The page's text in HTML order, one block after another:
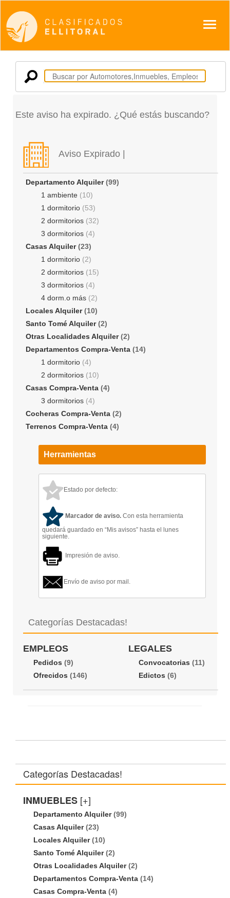
Este aviso ha expirado. ¿Qué estás buscando?
Aviso Expirado |
Departamento Alquiler(99)
1 ambiente (10)
1 dormitorio (53)
2 dormitorios (32)
3 dormitorios (4)
Casas Alquiler(23)
1 dormitorio (2)
2 dormitorios (15)
3 dormitorios (4)
4 dorm.o más (2)
Locales Alquiler(10)
Santo Tomé Alquiler(2)
Otras Localidades Alquiler(2)
Departamentos Compra-Venta (14)
1 dormitorio (4)
2 dormitorios (10)
Casas Compra-Venta (4)
3 dormitorios (4)
Cocheras Compra-Venta (2)
Terrenos Compra-Venta (4)
Herramientas
Estado por defecto:
Marcador de aviso. Con esta herramienta
quedará guardado en “Mis avisos” hasta el lunes
siguiente.
Impresión de aviso.
Envío de aviso por mail.
Categorías Destacadas!
EMPLEOS
Pedidos (9)
Ofrecidos (146)
LEGALES
Convocatorias (11)
Edictos (6)
Categorías Destacadas!
INMUEBLES [+]
Departamento Alquiler(99)
Casas Alquiler(23)
Locales Alquiler(10)
Santo Tomé Alquiler(2)
Otras Localidades Alquiler(2)
Departamentos Compra-Venta (14)
Casas Compra-Venta (4)